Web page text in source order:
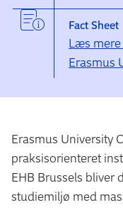
Fact Sheet
Læs mere
Erasmus
Erasmus University
praksisorienteret
EHB Brussels bliver
studiemiljø med